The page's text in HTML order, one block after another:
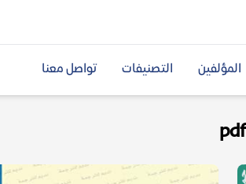
المؤلفين التصنيفات تواصل معنا